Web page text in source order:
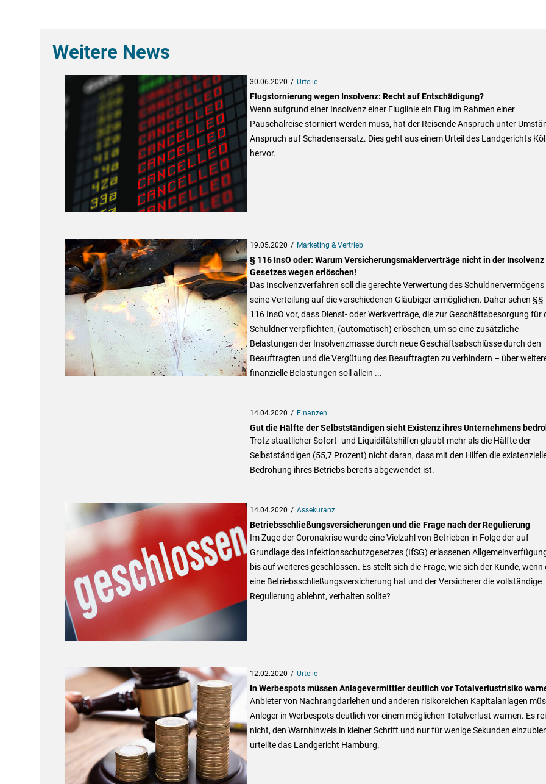
Weitere News
30.06.2020 Urteile
Flugstornierung wegen Insolvenz: Recht auf Entschädigung?
Wenn aufgrund einer Insolvenz einer Fluglinie ein Flug im Rahmen einer
Pauschalreise storniert werden muss, hat der Reisende Anspruch unter
Anspruch auf Schadensersatz. Dies geht aus einem Urteil des Landgerichts
hervor.
19.05.2020 Marketing & Vertrieb
§ 116 InsO oder: Warum Versicherungsmaklerverträge nicht in der Insolvenz
Gesetzes wegen erlöschen!
Das Insolvenzverfahren soll die gerechte Verwertung des Schuldnervermögens
seine Verteilung auf die verschiedenen Gläubiger ermöglichen. Daher sehen §§
116 InsO vor, dass Dienst- oder Werkverträge, die zur Geschäftsbesorgung für
Schuldner verpflichten, (automatisch) erlöschen, um so eine zusätzliche
Belastungen der Insolvenzmasse durch neue Geschäftsabschlüsse durch den
Beauftragten und die Vergütung des Beauftragten zu verhindern – über
finanzielle Belastungen soll allein ...
14.04.2020 Finanzen
Gut die Hälfte der Selbstständigen sieht Existenz ihres Unternehmens
Trotz staatlicher Sofort- und Liquiditätshilfen glaubt mehr als die Hälfte der
Selbstständigen (55,7 Prozent) nicht daran, dass mit den Hilfen die
Bedrohung ihres Betriebs bereits abgewendet ist.
14.04.2020 Assekuranz
Betriebsschließungsversicherungen und die Frage nach der Regulierung
Im Zuge der Coronakrise wurde eine Vielzahl von Betrieben in Folge der auf
Grundlage des Infektionsschutzgesetzes (IfSG) erlassenen
bis auf weiteres geschlossen. Es stellt sich die Frage, wie sich der Kunde, wenn
eine Betriebsschließungsversicherung hat und der Versicherer die vollständige
Regulierung ablehnt, verhalten sollte?
12.02.2020 Urteile
In Werbespots müssen Anlagevermittler deutlich vor Totalverlustrisiko
Anbieter von Nachrangdarlehen und anderen risikoreichen Kapitalanlagen
Anleger in Werbespots deutlich vor einem möglichen Totalverlust warnen. Es
nicht, den Warnhinweis in kleiner Schrift und nur für wenige Sekunden
urteilte das Landgericht Hamburg.